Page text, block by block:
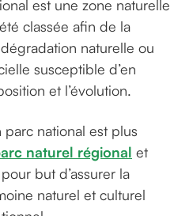
est une zone naturelle
classée afin de la
naturelle ou
susceptible d’en
et l’évolution.
parc national est plus
naturel régional et
but d’assurer la
naturel et culturel